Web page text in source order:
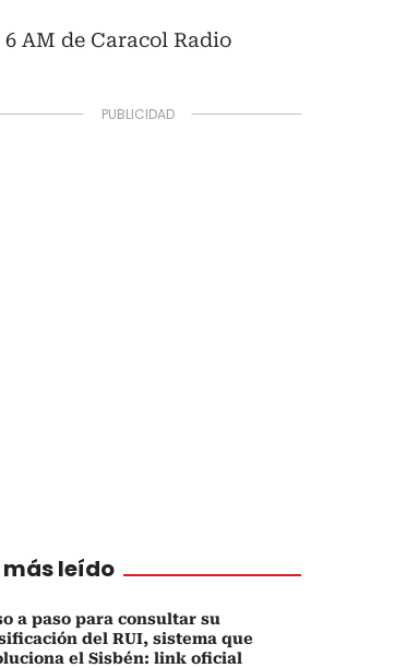
AM de Caracol Radio
más leído
a paso para consultar su
del RUI, sistema que
el Sisbén: link oficial